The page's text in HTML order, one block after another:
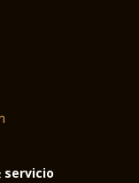
servicio